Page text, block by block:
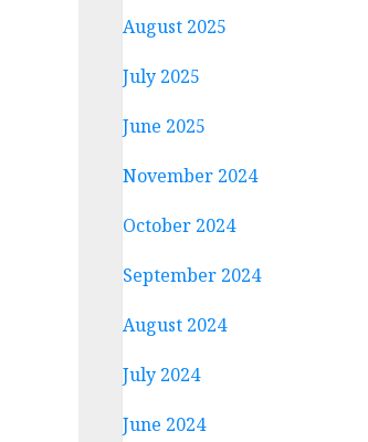
August 2025
July 2025
June 2025
November 2024
October 2024
September 2024
August 2024
July 2024
June 2024